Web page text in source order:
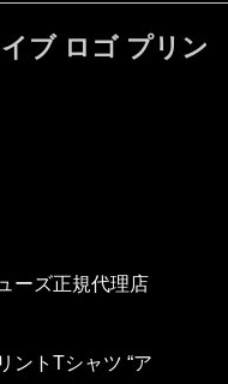
ブ ロゴ プリン
ーズ正規代理店
ントTシャツ “ア